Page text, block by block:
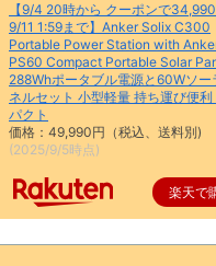
【9/4 20時から クーポンで
9/11 1:59まで】Anker Solix C300
Portable Power Station with
PS60 Compact Portable Solar
288Whポータブル電源と60Wソー
ネルセット 小型軽量 持ち運び便利
パクト
価格：49,990円（税込、送料別)
(2025/9/5時点)
楽天で